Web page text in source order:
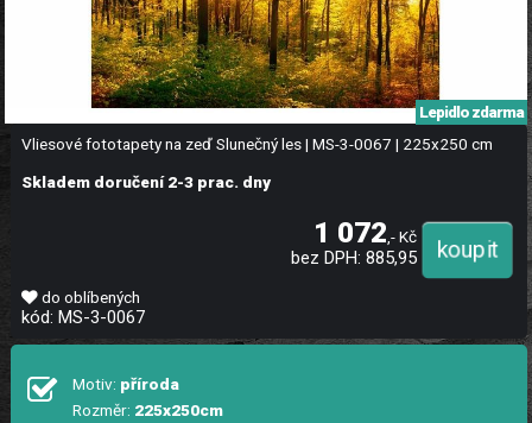
Vliesové fototapety na zeď Slunečný les | MS-3-0067 | 225x250 cm
Lepidlo zdarma
Skladem doručení 2-3 prac. dny
1 072,- Kč
bez DPH: 885,95
do oblíbených
kód: MS-3-0067
Motiv: příroda
Rozměr: 225x250cm